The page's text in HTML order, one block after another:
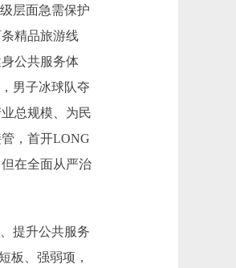
层面急需保护
精品旅游线
公共服务体
男子冰球队夺
总规模、为民
，首开LONG
在全面从严治
提升公共服务
板、强弱项，